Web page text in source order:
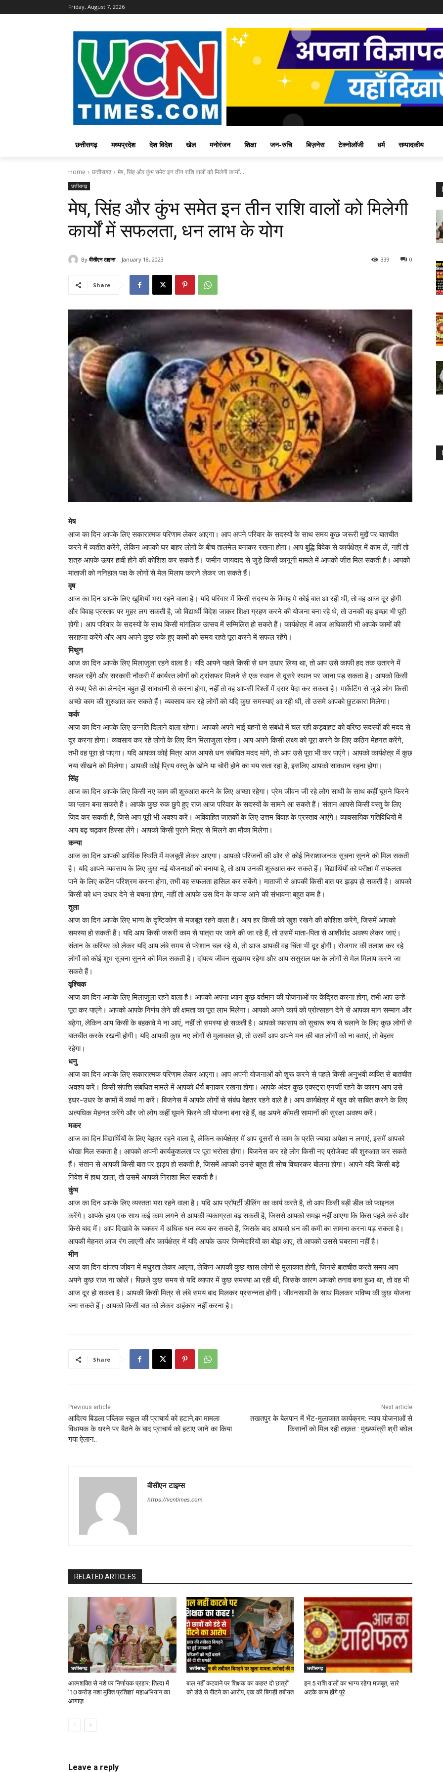
Friday, August 7, 2026
छत्तीसगढ़ मध्यप्रदेश देश विदेश खेल मनोरंजन शिक्षा जन-रुचि बिज़नेस टेक्नोलॉजी धर्म सम्पादकीय
Home छत्तीसगढ़ मेष, सिंह और कुंभ समेत इन तीन राशि वालों को मिलेगी कार्यों...
छत्तीसगढ़
मेष, सिंह और कुंभ समेत इन तीन राशि वालों को मिलेगी
कार्यों में सफलता, धन लाभ के योग
By वीसीएन टाइम्स January 18, 2023 0
339
Share
मेष
आज का दिन आपके लिए सकारात्मक परिणाम लेकर आएगा। आप अपने परिवार के सदस्यों के साथ समय कुछ जरूरी मुद्दों पर बातचीत
करने में व्यतीत करेंगे, लेकिन आपको घर बाहर लोगों के बीच तालमेल बनाकर रखना होगा। आप बुद्धि विवेक से कार्यक्षेत्र में काम लें, नहीं तो
शत्रु आपके ऊपर हावी होने की कोशिश कर सकते हैं। जमीन जायदाद से जुड़े किसी कानूनी मामले में आपको जीत मिल सकती है। आपको
माताजी को ननिहाल पक्ष के लोगों से मेल मिलाप कराने लेकर जा सकते हैं।
वृष
आज का दिन आपके लिए खुशियों भरा रहने वाला है। यदि परिवार में किसी सदस्य के विवाह मे कोई बात आ रही थी, तो वह आज दूर होगी
और विवाह प्रस्ताव पर मुहर लग सकती है, जो विद्यार्थी विदेश जाकर शिक्षा ग्रहण करने की योजना बना रहे थे, तो उनकी वह इच्छा भी पूरी
होगी। आप परिवार के सदस्यों के साथ किसी मांगलिक उत्सव में सम्मिलित हो सकते हैं। कार्यक्षेत्र में आज अधिकारी भी आपके कामों की
सराहना करेंगे और आप अपने कुछ रुके हुए कामों को समय रहते पूरा करने में सफल रहेंगे।
मिथुन
आज का दिन आपके लिए मिलाजुला रहने वाला है। यदि आपने पहले किसी से धन उधार लिया था, तो आप उसे काफी हद तक उतारने में
सफल रहेंगे और सरकारी नौकरी में कार्यरत लोगों को ट्रांसफर मिलने से एक स्थान से दूसरे स्थान पर जाना पड़ सकता है। आपको किसी
से रुपए पैसे का लेनदेन बहुत ही सावधानी से करना होगा, नहीं तो वह आपसी रिश्तों में दरार पैदा कर सकता है। मार्केटिंग से जुड़े लोग किसी
अच्छे काम की शुरुआत कर सकते हैं। व्यवसाय कर रहे लोगों को यदि कुछ समस्याएं आ रही थी, तो उसमे आपको छुटकारा मिलेगा।
कर्क
आज का दिन आपके लिए उन्नति दिलाने वाला रहेगा। आपको अपने भाई बहनों से संबंधों में चल रही कड़वाहट को वरिष्ठ सदस्यों की मदद से
दूर करना होगा। व्यवसाय कर रहे लोगो के लिए दिन मिलाजुला रहेगा। आप अपने किसी लक्ष्य को पूरा करने के लिए कठिन मेहनत करेंगे,
तभी वह पूरा हो पाएगा। यदि आपका कोई मित्र आज आपसे धन संबंधित मदद मांगे, तो आप उसे पूरा भी कर पाएंगे। आपको कार्यक्षेत्र में कुछ
नया सीखने को मिलेगा। आपकी कोई प्रिय वस्तु के खोने या चोरी होने का भय सता रहा है, इसलिए आपको सावधान रहना होगा।
सिंह
आज का दिन आपके लिए किसी नए काम की शुरुआत करने के लिए अच्छा रहेगा। प्रेम जीवन जी रहे लोग साथी के साथ कहीं घूमने फिरने
का प्लान बना सकते हैं। आपके कुछ रुक छुपे हुए राज आज परिवार के सदस्यों के सामने आ सकते हैं। संतान आपसे किसी वस्तु के लिए
जिद कर सकती है, जिसे आप पूरी भी अवश्य करें। अविवाहित जातकों के लिए उत्तम विवाह के प्रस्ताव आएंगे। व्यावसायिक गतिविधियों में
आप बढ़ चढ़कर हिस्सा लेंगे। आपको किसी पुराने मित्र से मिलने का मौका मिलेगा।
कन्या
आज का दिन आपकी आर्थिक स्थिति में मजबूती लेकर आएगा। आपको परिजनों की ओर से कोई निराशाजनक सूचना सुनने को मिल सकती
है। यदि आपने व्यवसाय के लिए कुछ नई योजनाओं को बनाया है, तो आप उनकी शुरुआत कर सकते हैं। विद्यार्थियों को परीक्षा में सफलता
पाने के लिए कठिन परिश्रम करना होगा, तभी वह सफलता हासिल कर सकेंगे। माताजी से आपकी किसी बात पर झड़प हो सकती है। आपको
किसी को धन उधार देने से बचना होगा, नहीं तो आपके उस दिन के वापस आने की संभावना बहुत कम है।
तुला
आज का दिन आपके लिए भाग्य के दृष्टिकोण से मजबूत रहने वाला है। आप हर किसी को खुश रखने की कोशिश करेंगे, जिसमें आपको
समस्या हो सकती हैं। यदि आप किसी जरूरी काम से यात्रा पर जाने की जा रहे हैं, तो उसमें माता-पिता से आशीर्वाद अवश्य लेकर जाएं।
संतान के करियर को लेकर यदि आप लंबे समय से परेशान चल रहे थे, तो आज आपकी वह चिंता भी दूर होगी। रोजगार की तलाश कर रहे
लोगों को कोई शुभ सूचना सुनने को मिल सकती है। दांपत्य जीवन सुखमय रहेगा और आप ससुराल पक्ष के लोगों से मेल मिलाप करने जा
सकते हैं।
वृश्चिक
आज का दिन आपके लिए मिलाजुला रहने वाला है। आपको अपना ध्यान कुछ वर्तमान की योजनाओं पर केंद्रित करना होगा, तभी आप उन्हें
पूरा कर पाएंगे। आपको आपके निर्णय लेने की क्षमता का पूरा लाभ मिलेगा। आपको अपने कार्य को प्रोत्साहन देने से आपका मान सम्मान और
बढ़ेगा, लेकिन आप किसी के बहकावे मे ना आएं, नहीं तो समस्या हो सकती है। आपको व्यवसाय को सुचारू रूप से चलाने के लिए कुछ लोगों से
बातचीत करके रखनी होगी। यदि आपकी कुछ नए लोगों से मुलाकात हो, तो उसमें आप अपने मन की बात लोगों को ना बताएं, तो बेहतर
रहेगा।
धनु
आज का दिन आपके लिए सकारात्मक परिणाम लेकर आएगा। आप अपनी योजनाओं को शुरू करने से पहले किसी अनुभवी व्यक्ति से बातचीत
अवश्य करें। किसी संपत्ति संबंधित मामले में आपको धैर्य बनाकर रखना होगा। आपके अंदर कुछ एक्स्ट्रा एनर्जी रहने के कारण आप उसे
इधर-उधर के कामों में व्यर्थ ना करें। बिजनेस में आपके लोगों से संबंध बेहतर रहने वाले है। आप कार्यक्षेत्र में खुद को साबित करने के लिए
अत्यधिक मेहनत करेंगे और जो लोग कहीं घूमने फिरने की योजना बना रहे हैं, वह अपने कीमती सामानों की सुरक्षा अवश्य करें।
मकर
आज का दिन विद्यार्थियों के लिए बेहतर रहने वाला है, लेकिन कार्यक्षेत्र में आप दूसरों से काम के प्रति ज्यादा अपेक्षा न लगाएं, इसमें आपको
धोखा मिल सकता है। आपको अपनी कार्यकुशलता पर पूरा भरोसा होगा। बिजनेस कर रहे लोग किसी नए प्रोजेक्ट की शुरुआत कर सकते
हैं। संतान से आपकी किसी बात पर झड़प हो सकती है, जिसमें आपको उनसे बहुत ही सोच विचारकर बोलना होगा। आपने यदि किसी बड़े
निवेश में हाथ डाला, तो उसमें आपको निराशा मिल सकती है।
कुंभ
आज का दिन आपके लिए व्यस्तता भरा रहने वाला है। यदि आप प्रॉपर्टी डीलिंग का कार्य करते है, तो आप किसी बड़ी डील को फाइनल
करेंगे। आपके हाथ एक साथ कई काम लगने से आपकी व्यकाग्रता बढ़ सकती है, जिससे आपको समझ नहीं आएगा कि किस पहले करुं और
किसे बाद में। आप दिखावे के चक्कर में अधिक धन व्यय कर सकते हैं, जिसके बाद आपको धन की कमी का सामना करना पड़ सकता है।
आपकी मेहनत आज रंग लाएगी और कार्यक्षेत्र में यदि आपके ऊपर जिम्मेदारियों का बोझ आए, तो आपको उससे घबराना नहीं है।
मीन
आज का दिन दांपत्य जीवन में मधुरता लेकर आएगा, लेकिन आपकी कुछ खास लोगों से मुलाकात होगी, जिनसे बातचीत करते समय आप
अपने कुछ राज ना खोलें। पिछले कुछ समय से यदि व्यापार में कुछ समस्या आ रही थी, जिसके कारण आपको तनाव बना हुआ था, तो वह भी
आज दूर हो सकता है। आपकी किसी मित्र से लंबे समय बाद मिलकर प्रसन्नता होगी। जीवनसाथी के साथ मिलकर भविष्य की कुछ योजना
बना सकते हैं। आपको किसी बात को लेकर अहंकार नहीं करना है।
Share
Previous article
आदित्य बिडला पब्लिक स्कूल की प्राचार्य को हटाने,का मामला
विधायक के धरने पर बैठने के बाद प्राचार्य को हटाए जाने का किया
गया ऐलान..
Next article
तखतपुर के बेलपान में भेंट-मुलाकात कार्यक्रम: न्याय योजनाओं से
किसानों को मिल रही ताक़त : मुख्यमंत्री श्री बघेल
वीसीएन टाइम्स
https://vcntimes.com
RELATED ARTICLES
छत्तीसगढ़
आत्मशक्ति से नशे पर निर्णायक प्रहार: तिल्दा में
’10 करोड़ नशा मुक्ति प्रतिज्ञा’ महाअभियान का
आगाज़
छत्तीसगढ़
बाल नहीं कटवाने पर शिक्षक का कहर! दो छात्रों
को डंडे से पीटने का आरोप, एक की बिगड़ी तबीयत
छत्तीसगढ़
इन 5 राशि वालों का भाग्य रहेगा मजबूत, सारे
अटके काम होंगे पूरे
Leave a reply